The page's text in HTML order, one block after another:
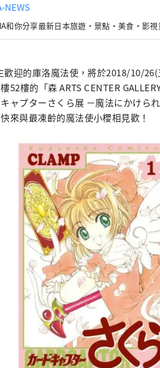
NEWS
和你分享最新日本旅遊・景點・美食・影
歡迎的庫洛魔法使，將於2018/10/
52樓的「森 ARTS CENTER
ャプターさくら展 －魔法にかけら
來與最凍齡的魔法使小櫻相見歡！